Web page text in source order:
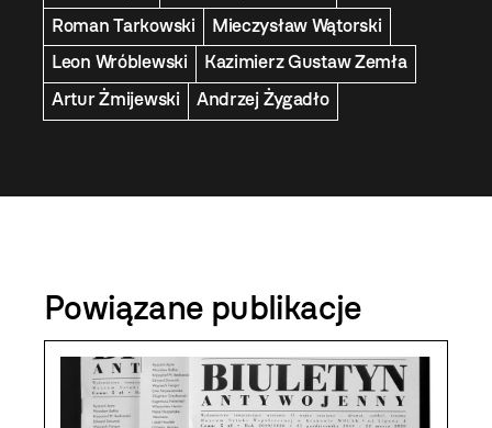
Roman Tarkowski
Mieczysław Wątorski
Leon Wróblewski
Kazimierz Gustaw Zemła
Artur Żmijewski
Andrzej Żygadło
Powiązane publikacje